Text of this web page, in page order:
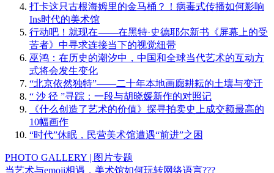
打卡这只古根海姆里的金马桶？！病毒式传播如何影响
Ins时代的美术馆
行动吧！就现在 ——在黑特·史德耶尔新书《屏幕上的受
苦者》中寻求连接当下的视觉纽带
巫鸿：在历史的潮汐中，中国和全球当代艺术的互动方
式将会发生变化
“北京依然独特”——二十年本地画廊耕耘的土壤与变迁
“ 沙 径 ”寻踪：一段与胡晓媛新作的对照记
《什么创造了艺术的价值》探寻拍卖史上成交额最高的
10幅画作
“时代”休眠，民营美术馆遭遇“前进”之困
PHOTO GALLERY | 图片专题
当艺术与emoji相遇，美术馆如何玩转网络语言???